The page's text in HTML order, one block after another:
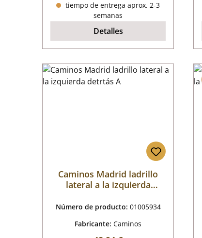
tiempo de entrega aprox. 2-3
semanas
Detalles
Caminos Madrid ladrillo
lateral a la izquierda
Número de producto: 01005934
Fabricante:Caminos